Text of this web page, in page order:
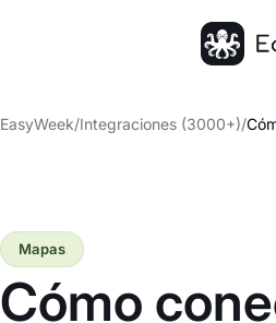
EasyWeek/Integraciones (3000+)/
Cómo
Mapas